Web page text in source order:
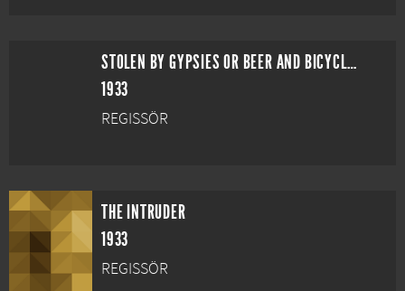
STOLEN BY GYPSIES OR BEER AND BICYCLES
1933
REGISSÖR
THE INTRUDER
1933
REGISSÖR